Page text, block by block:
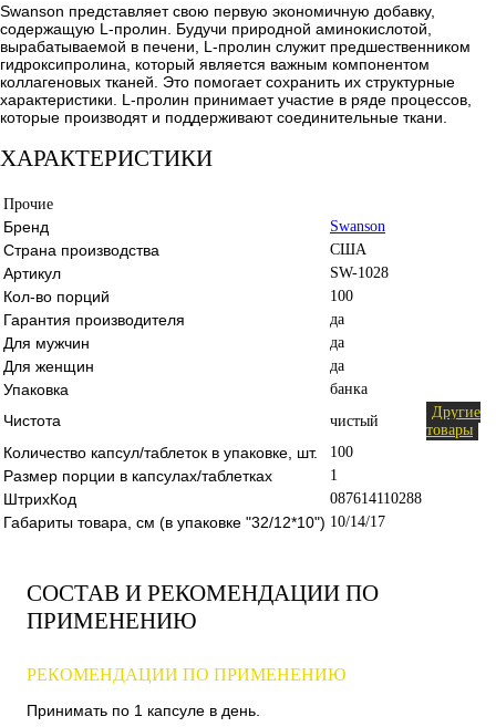
Swanson представляет свою первую экономичную добавку,
содержащую L-пролин. Будучи природной аминокислотой,
вырабатываемой в печени, L-пролин служит предшественником
гидроксипролина, который является важным компонентом
коллагеновых тканей. Это помогает сохранить их структурные
характеристики. L-пролин принимает участие в ряде процессов,
которые производят и поддерживают соединительные ткани.
ХАРАКТЕРИСТИКИ
Прочие
Бренд Swanson
Страна производства США
Артикул SW-1028
Кол-во порций 100
Гарантия производителя да
Для мужчин да
Для женщин да
Упаковка банка
Чистота чистый
Другие
товары
Количество капсул/таблеток в упаковке, шт. 100
Размер порции в капсулах/таблетках 1
ШтрихКод 087614110288
Габариты товара, см (в упаковке "32/12*10") 10/14/17
СОСТАВ И РЕКОМЕНДАЦИИ ПО
ПРИМЕНЕНИЮ
РЕКОМЕНДАЦИИ ПО ПРИМЕНЕНИЮ
Принимать по 1 капсуле в день.